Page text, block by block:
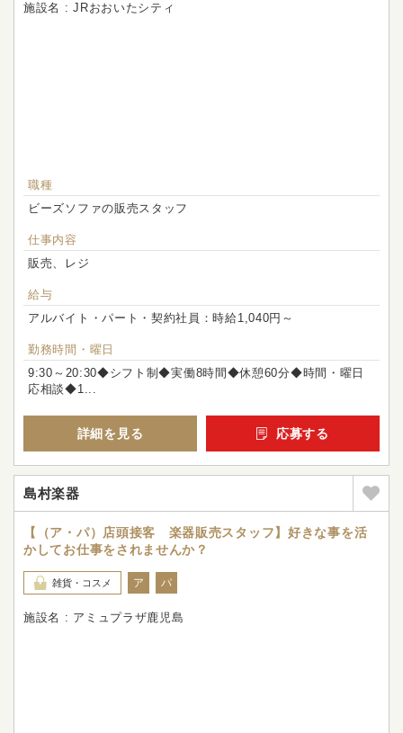
施設名 : JRおおいたシティ
職種
ビーズソファの販売スタッフ
仕事内容
販売、レジ
給与
アルバイト・パート・契約社員：時給1,040円～
勤務時間・曜日
9:30～20:30◆シフト制◆実働8時間◆休憩60分◆時間・曜日
応相談◆1...
詳細を見る 応募する
島村楽器
【（ア・パ）店頭接客 楽器販売スタッフ】好きな事を活
かしてお仕事をされませんか？
雑貨・コスメ ア パ
施設名 : アミュプラザ鹿児島